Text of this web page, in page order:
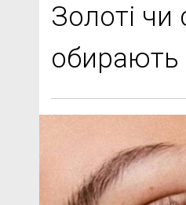
Золоті чи
обирають